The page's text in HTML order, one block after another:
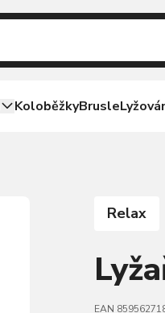
KoloběžkyBrusle
Relax
EAN